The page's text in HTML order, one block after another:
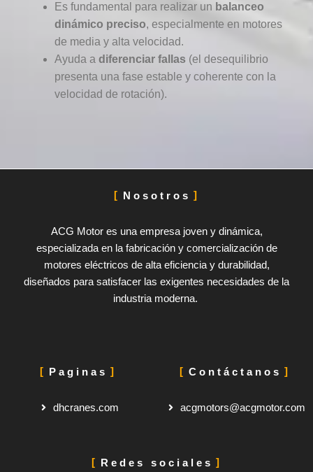
Es fundamental para realizar un balanceo
dinámico preciso, especialmente en motores
de media y alta velocidad.
Ayuda a diferenciar fallas (el desequilibrio
presenta una fase estable y coherente con la
velocidad de rotación).
Nosotros
ACG Motor es una empresa joven y dinámica,
especializada en la fabricación y comercialización de
motores eléctricos de alta eficiencia y durabilidad,
diseñados para satisfacer las exigentes necesidades de la
industria moderna.
Paginas
dhcranes.com
Contáctanos
acgmotors@acgmotor.com
Redes sociales